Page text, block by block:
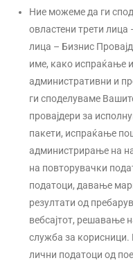
Ние можеме да ги
овластени трети лица
лица – Бизнис
име, како испраќање
административни и
ги споделуваме
провајдери за
пакети, испраќање
администрирање на
на повторувачки
податоци, давање
резултати од
вебсајтот, решавање
служба за
лични податоци од